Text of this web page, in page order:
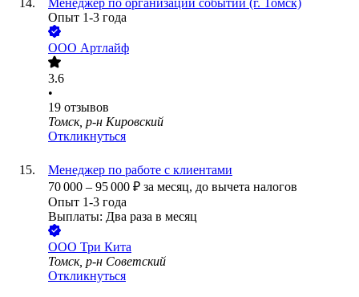
Менеджер по организации событий (г. Томск)
Опыт 1-3 года
ООО Артлайф
3.6
•
19 отзывов
Томск, р-н Кировский
Откликнуться
Менеджер по работе с клиентами
70 000 – 95 000 ₽ за месяц, до вычета налогов
Опыт 1-3 года
Выплаты: Два раза в месяц
ООО Три Кита
Томск, р-н Советский
Откликнуться